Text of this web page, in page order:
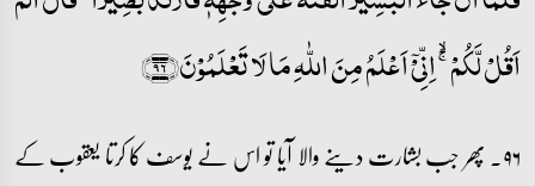
اَقُلۡ لَّکُمۡ ۚۙ اِنِّیۡۤ اَعۡلَمُ مِنَ اللّٰہِ مَا لَا تَعۡلَمُوۡنَ﴿۹۶﴾
۹۶۔ پھر جب بشارت دینے والا آیا تو اس نے یوسف کا کرتا یعقوب کے